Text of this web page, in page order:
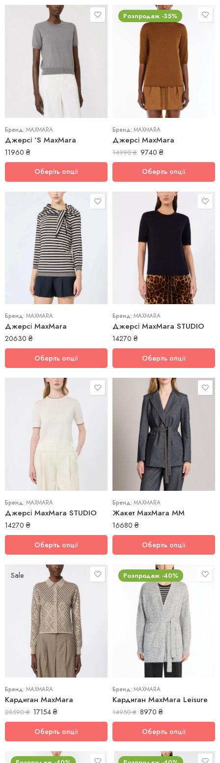
Бренд: MAXMARA
Джерсі ‘S MaxMara
11960 ₴
S
Оберіть опції
Розпродаж -35%
Бренд: MAXMARA
Джерсі MaxMara
14990₴ 9740 ₴
L
M
S
Оберіть опції
Бренд: MAXMARA
Джерсі MaxMara
20630 ₴
M
Оберіть опції
Бренд: MAXMARA
Джерсі MaxMara STUDIO
14270 ₴
M
Оберіть опції
Бренд: MAXMARA
Джерсі MaxMara STUDIO
14270 ₴
S
Оберіть опції
Бренд: MAXMARA
Жакет MaxMara ММ
16680 ₴
M
S
Оберіть опції
Sale
Бренд: MAXMARA
Кардиган MaxMara
28590₴ 17154₴
L
M
XL
Оберіть опції
Розпродаж -40%
Бренд: MAXMARA
Кардиган MaxMara Leisure
14950₴ 8970 ₴
M
S
Оберіть опції